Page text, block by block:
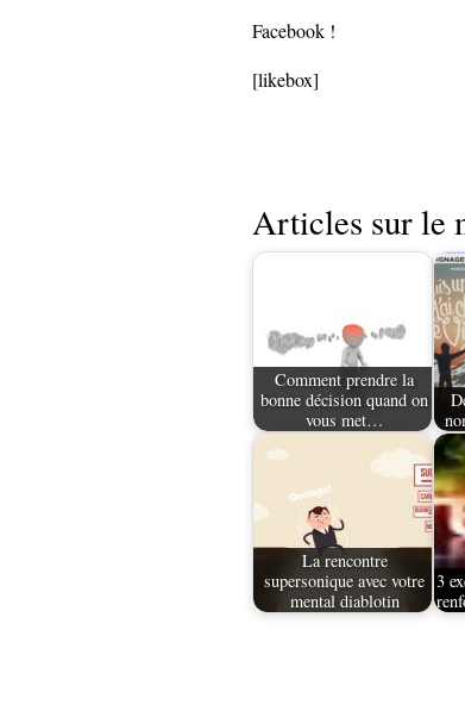
Facebook !
[likebox]
Articles sur le
Comment prendre la
bonne décision quand on
vous met…
La rencontre
supersonique avec votre
mental diablotin
3